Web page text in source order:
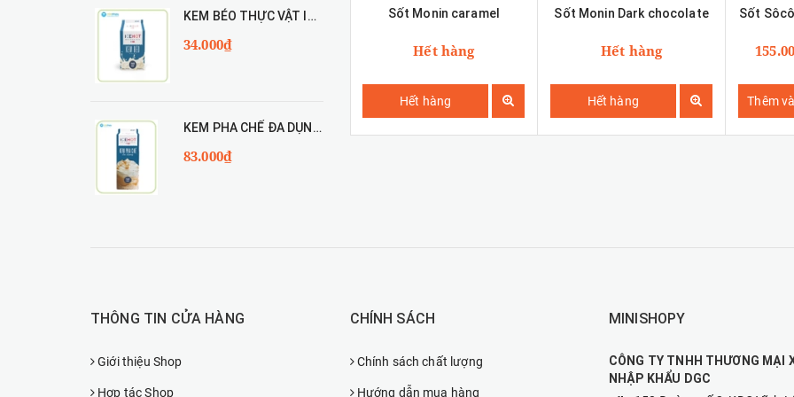
Sốt Monin caramel
Hết hàng
Hết hàng
Sốt Monin Dark chocolate
Hết hàng
Hết hàng Thêm
KEM BÉO THỰC VẬT ICEHOT RICH'S 454g
34.000₫
KEM PHA CHẾ ĐA DỤNG ICEHOT 907g
83.000₫
THÔNG TIN CỬA HÀNG
Giới thiệu Shop
Hợp tác Shop
CHÍNH SÁCH
Chính sách chất lượng
Hướng dẫn mua hàng
MINISHOPY
CÔNG TY TNHH THƯƠNG MẠI
NHẬP KHẨU DGC